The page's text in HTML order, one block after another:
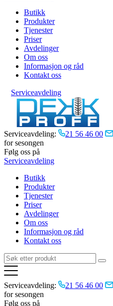
Butikk
Produkter
Tjenester
Priser
Avdelinger
Om oss
Informasjon og råd
Kontakt oss
Serviceavdeling
Serviceavdeling: 21 56 46 00
for sesongen
Følg oss på
Serviceavdeling
Butikk
Produkter
Tjenester
Priser
Avdelinger
Om oss
Informasjon og råd
Kontakt oss
Serviceavdeling: 21 56 46 00
for sesongen
Følg oss på